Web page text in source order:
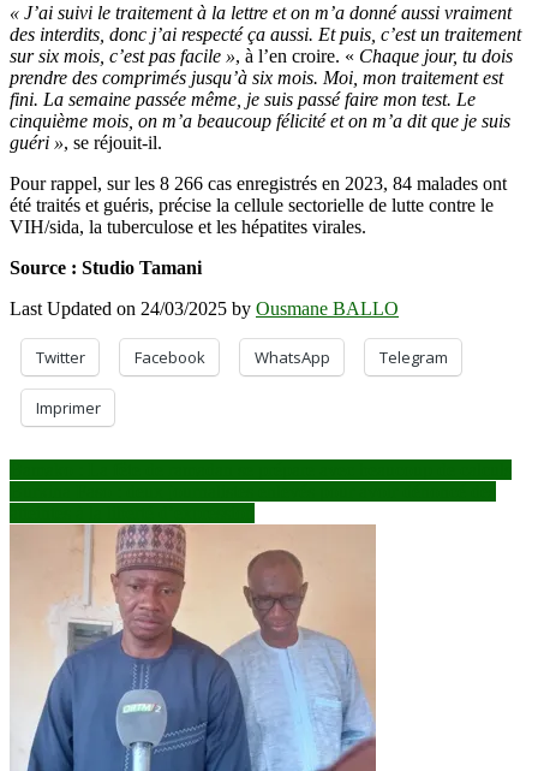
« J’ai suivi le traitement à la lettre et on m’a donné aussi vraiment
des interdits, donc j’ai respecté ça aussi. Et puis, c’est un traitement
sur six mois, c’est pas facile », à l’en croire. « Chaque jour, tu dois
prendre des comprimés jusqu’à six mois. Moi, mon traitement est
fini. La semaine passée même, je suis passé faire mon test. Le
cinquième mois, on m’a beaucoup félicité et on m’a dit que je suis
guéri », se réjouit-il.
Pour rappel, sur les 8 266 cas enregistrés en 2023, 84 malades ont
été traités et guéris, précise la cellule sectorielle de lutte contre le
VIH/sida, la tuberculose et les hépatites virales.
Source : Studio Tamani
Last Updated on 24/03/2025 by Ousmane BALLO
Twitter Facebook WhatsApp Telegram
Imprimer
Navigation
de
l’article